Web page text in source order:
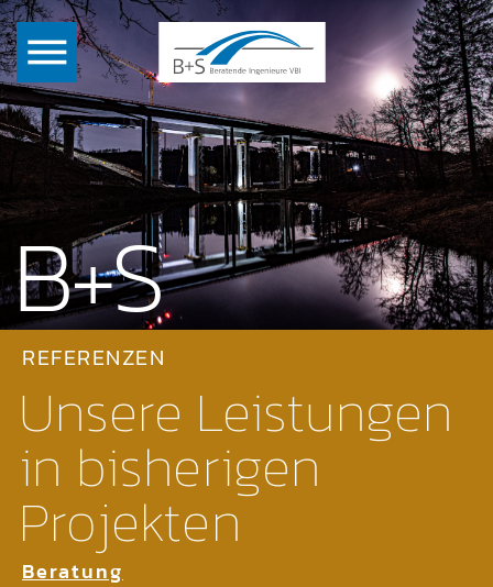
B+S
REFERENZEN
Unsere Leistungen
in bisherigen
Projekten
Beratung